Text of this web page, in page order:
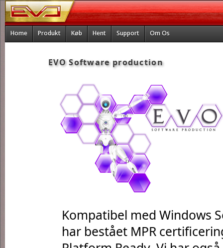
Home Produkt Køb Hent Support Om Os
EVO Software production
Kompatibel med Windows
har bestået MPR